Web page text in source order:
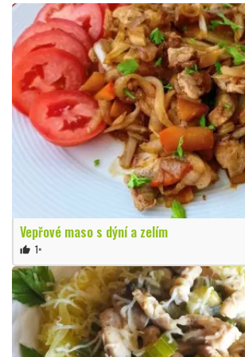
Vepřové maso s dýní a zelím
thumb_up 1×